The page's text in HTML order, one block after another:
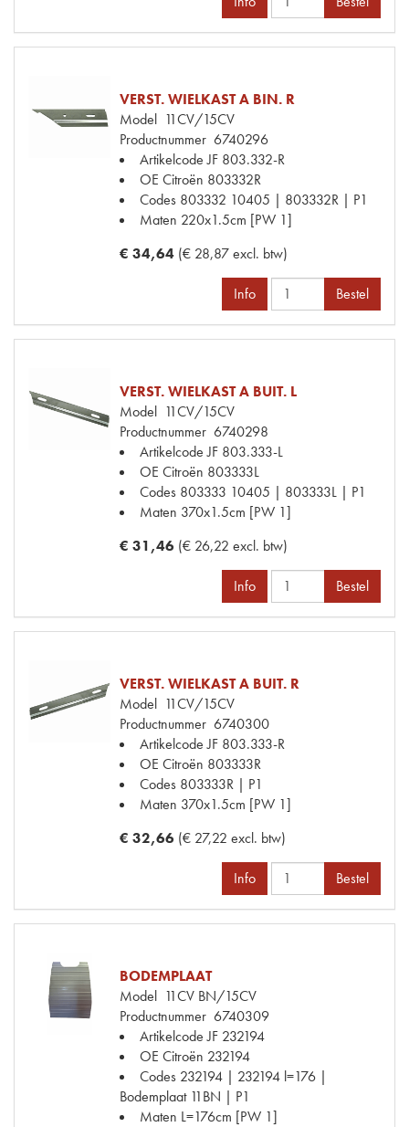
VERST. WIELKAST A BIN. R
Model 11CV/15CV
Productnummer 6740296
Artikelcode JF 803.332-R
OE Citroën 803332R
Codes 803332 10405 | 803332R | P1
Maten 220x1.5cm [PW 1]
€ 34,64 (€ 28,87 excl. btw)
Info Bestel
VERST. WIELKAST A BUIT. L
Model 11CV/15CV
Productnummer 6740298
Artikelcode JF 803.333-L
OE Citroën 803333L
Codes 803333 10405 | 803333L | P1
Maten 370x1.5cm [PW 1]
€ 31,46 (€ 26,22 excl. btw)
Info Bestel
VERST. WIELKAST A BUIT. R
Model 11CV/15CV
Productnummer 6740300
Artikelcode JF 803.333-R
OE Citroën 803333R
Codes 803333R | P1
Maten 370x1.5cm [PW 1]
€ 32,66 (€ 27,22 excl. btw)
Info Bestel
BODEMPLAAT
Model 11CV BN/15CV
Productnummer 6740309
Artikelcode JF 232194
OE Citroën 232194
Codes 232194 | 232194 l=176 |
Bodemplaat 11BN | P1
Maten L=176cm [PW 1]